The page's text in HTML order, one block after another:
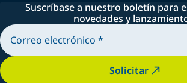
Suscríbase a nuestro boletín para
novedades y
Solicitar